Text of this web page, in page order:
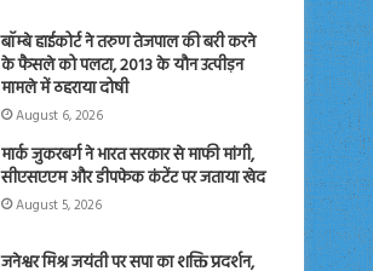
बॉम्बे हाईकोर्ट ने तरुण तेजपाल की बरी करने
के फैसले को पलटा, 2013 के यौन उत्पीड़न
मामले में ठहराया दोषी
August 6, 2026
मार्क जुकरबर्ग ने भारत सरकार से माफी मांगी,
सीएसएएम और डीपफेक कंटेंट पर जताया खेद
August 5, 2026
जनेश्वर मिश्र जयंती पर सपा का शक्ति प्रदर्शन,